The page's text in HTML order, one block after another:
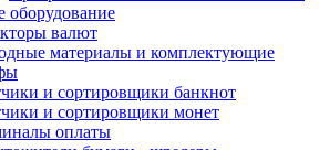
оборудование
валют
материалы и комплектующие
и сортировщики банкнот
и сортировщики монет
оплаты